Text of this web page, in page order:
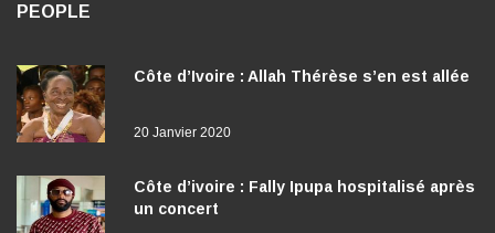
PEOPLE
Côte d’Ivoire : Allah Thérèse s’en est allée
20 Janvier 2020
Côte d’ivoire : Fally Ipupa hospitalisé après
un concert